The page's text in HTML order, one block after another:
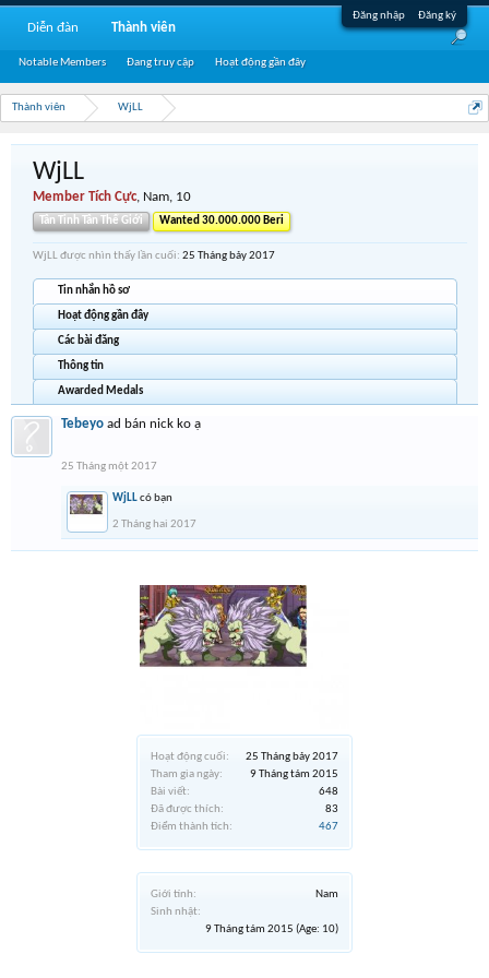
Đăng nhập Đăng ký
Thành viên WjLL
Hoạt động cuối:
25 Tháng bảy 2017
Tham gia ngày:
9 Tháng tám 2015
Bài viết:
648
Đã được thích:
83
Điểm thành tích:
467
Giới tính:
Nam
Sinh nhật:
9 Tháng tám 2015 (Age: 10)
WjLL
Member Tích Cực, Nam, 10
Tân Tinh Tân Thế Giới Wanted 30.000.000 Beri
WjLL được nhìn thấy lần cuối: 25 Tháng bảy 2017
Tin nhắn hồ sơ
Hoạt động gần đây
Các bài đăng
Thông tin
Awarded Medals
Tebeyo ad bán nick ko ạ
25 Tháng một 2017
WjLLcó bạn
2 Tháng hai 2017
Diễn đàn Thành viên
Notable Members Đang truy cập Hoạt động gần đây